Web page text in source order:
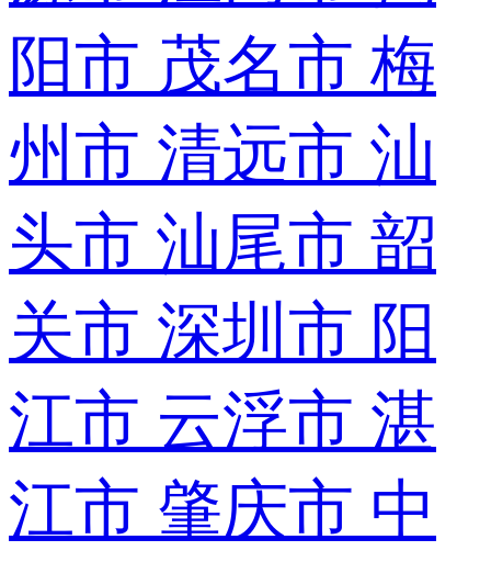
阳市 茂名市 梅
州市 清远市 汕
头市 汕尾市 韶
关市 深圳市 阳
江市 云浮市 湛
江市 肇庆市 中